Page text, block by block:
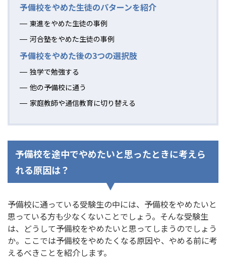
予備校をやめた生徒のパターンを紹介
東進をやめた生徒の事例
河合塾をやめた生徒の事例
予備校をやめた後の3つの選択肢
独学で勉強する
他の予備校に通う
家庭教師や通信教育に切り替える
予備校を途中でやめたいと思ったときに考えら
れる原因は？
予備校に通っている受験生の中には、予備校をやめたいと
思っている方も少なくないことでしょう。そんな受験生
は、どうして予備校をやめたいと思ってしまうのでしょう
か。ここでは予備校をやめたくなる原因や、やめる前に考
えるべきことを紹介します。